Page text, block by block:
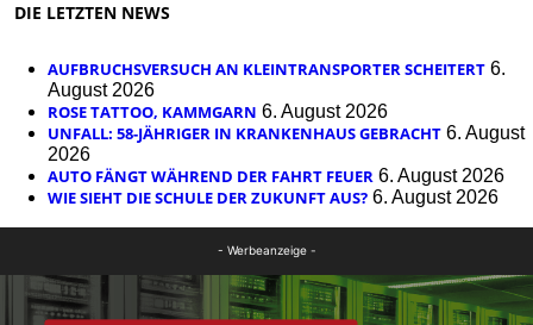
DIE LETZTEN NEWS
AUFBRUCHSVERSUCH AN KLEINTRANSPORTER SCHEITERT 6.
August 2026
ROSE TATTOO, KAMMGARN 6. August 2026
UNFALL: 58-JÄHRIGER IN KRANKENHAUS GEBRACHT 6. August
2026
AUTO FÄNGT WÄHREND DER FAHRT FEUER 6. August 2026
WIE SIEHT DIE SCHULE DER ZUKUNFT AUS? 6. August 2026
- Werbeanzeige -